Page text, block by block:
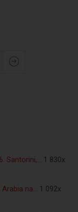
Santorini,… 1 830x
na… 1 092x